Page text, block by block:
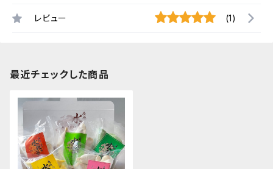
レビュー (1)
最近チェックした商品